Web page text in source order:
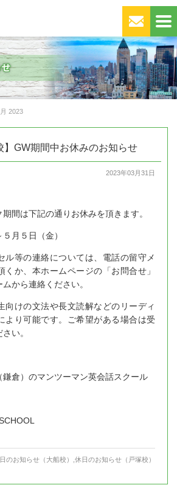
2023
】GW期間中お休みのお知らせ
2023年03月31日
間は下記の通りお休みを頂きます。
月５日（金）
ル等の連絡については、電話の留守メ
くか、本ホームページの「お問合せ」
から連絡ください。
けの文法や長文読解などのリーディ
より可能です。ご希望がある場合は受
い。
鎌倉）のマンツーマン英会話スクール
のお知らせ（大船校） 休日のお知らせ（戸塚校）